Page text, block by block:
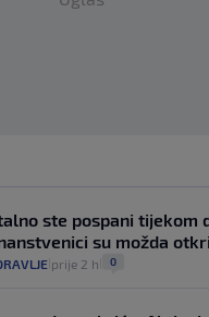
ste pospani tijekom
su možda
prije 2 h 0